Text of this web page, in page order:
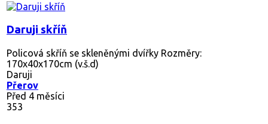
Daruji skříň
Policová skříň se skleněnými dvířky Rozměry:
170x40x170cm (v.š.d)
Daruji
Přerov
Před 4 měsíci
353